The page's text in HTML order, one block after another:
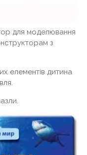
для моделювання
з
елементів дитина